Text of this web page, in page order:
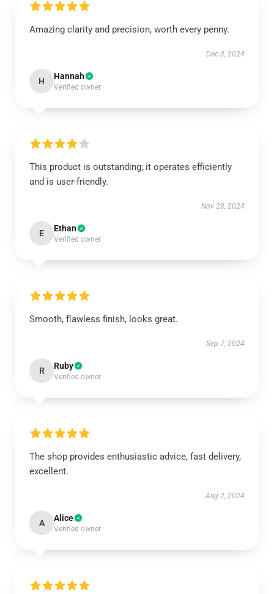
Amazing clarity and precision, worth every penny.
Dec 3, 2024
H Hannah
Verified owner
This product is outstanding; it operates efficiently
and is user-friendly.
Nov 28, 2024
E Ethan
Verified owner
Smooth, flawless finish, looks great.
Sep 7, 2024
R Ruby
Verified owner
The shop provides enthusiastic advice, fast delivery,
excellent.
Aug 2, 2024
A Alice
Verified owner